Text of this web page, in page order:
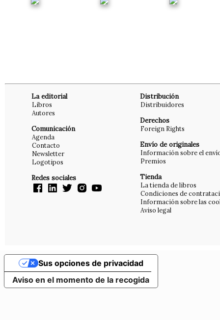
La editorial
Libros
Autores
Comunicación
Agenda
Contacto
Newsletter
Logotipos
Redes sociales
Distribución
Distribuidores
Derechos
Foreign Rights
Envío de originales
Información sobre el
Premios
Tienda
La tienda de libros
Condiciones de
Información sobre las
Aviso legal
Aviso en el momento de la recogida
Sus opciones de privacidad